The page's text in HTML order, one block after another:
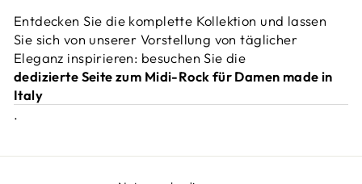
Entdecken Sie die komplette Kollektion und lassen
Sie sich von unserer Vorstellung von täglicher
Eleganz inspirieren: besuchen Sie die
dedizierte Seite zum Midi-Rock für Damen made in
Italy
.